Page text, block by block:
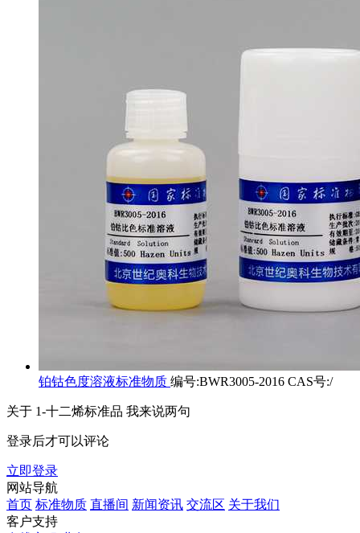
铂钴色度溶液标准物质 编号:BWR3005-2016 CAS号:/
关于 1-十二烯标准品 我来说两句
登录后才可以评论
立即登录
网站导航
首页 标准物质 直播间 新闻资讯 交流区 关于我们
客户支持